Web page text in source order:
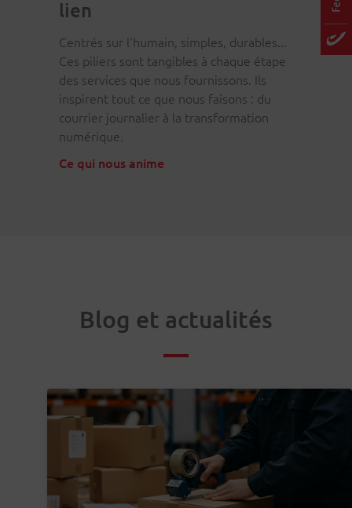
lien
Centrés sur l'humain, simples, durables...
Ces piliers sont tangibles à chaque étape
des services que nous fournissons. Ils
inspirent tout ce que nous faisons : du
courrier journalier à la transformation
numérique.
Ce qui nous anime
Blog et actualités